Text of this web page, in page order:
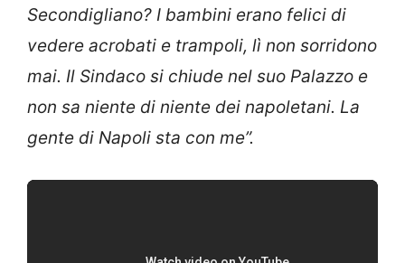
Secondigliano? I bambini erano felici di
vedere acrobati e trampoli, lì non sorridono
mai. Il Sindaco si chiude nel suo Palazzo e
non sa niente di niente dei napoletani. La
gente di Napoli sta con me”.